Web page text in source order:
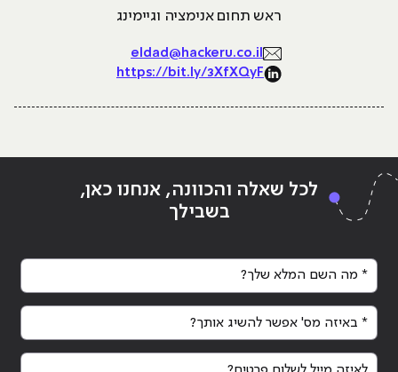
ראש תחום אנימציה וגיימינג
eldad@hackeru.co.il
https://bit.ly/3XfXQyF
לכל שאלה והכוונה, אנחנו כאן,
בשבילך
* מה השם המלא שלך?
* באיזה מס' אפשר להשיג אותך?
לאיזה מייל לשלוח פרטים?